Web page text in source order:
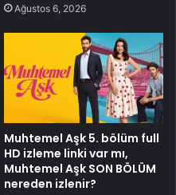
Ağustos 6, 2026
Muhtemel Aşk 5. bölüm full
HD izleme linki var mı,
Muhtemel Aşk SON BÖLÜM
nereden izlenir?